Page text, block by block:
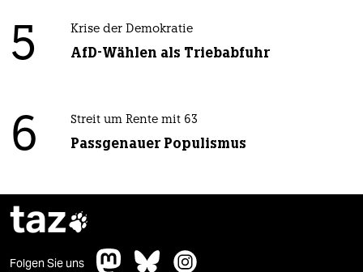
5 Krise der Demokratie
AfD-Wählen als Triebabfuhr
6 Streit um Rente mit 63
Passgenauer Populismus
taz
Folgen Sie uns